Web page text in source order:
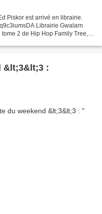
Piskor est arrivé en librairie.
Librairie Gwalarn
2 de Hip Hop Family Tree,
&lt;3&lt;3 :